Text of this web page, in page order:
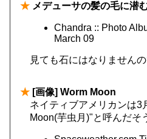
★ メデューサの髪の毛に潜
Chandra :: Photo
March 09
見ても石にはなりませんの
★ [画像] Worm Moon
ネイティブアメリカンは3
Moon(芋虫月)"と呼んだそ